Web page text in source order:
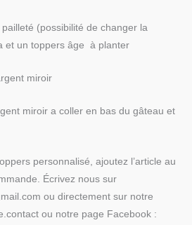
(possibilité de changer la
et un toppers âge à planter
miroir
miroir a coller en bas du gâteau et
personnalisé, ajoutez l’article au
Écrivez nous sur
ou directement sur notre
ou notre page Facebook :